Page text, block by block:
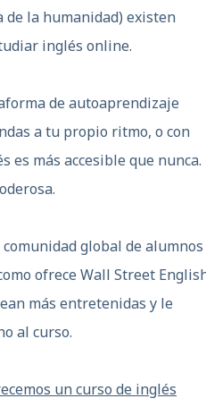
la humanidad) existen
inglés online.
de autoaprendizaje
a tu propio ritmo, o con
es más accesible que nunca.
global de alumnos
ofrece Wall Street
más entretenidas y le
al curso.
un curso de inglés